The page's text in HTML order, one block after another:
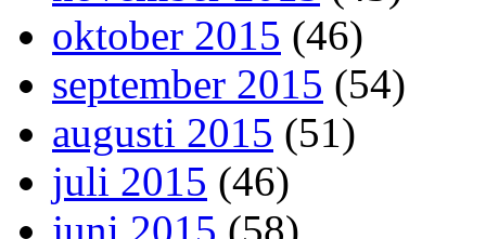
oktober 2015 (46)
september 2015 (54)
augusti 2015 (51)
juli 2015 (46)